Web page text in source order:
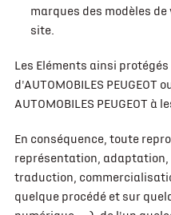
marques des modèles
site.
Les Eléments ainsi
d'AUTOMOBILES
AUTOMOBILES PEUGEOT à
En conséquence, toute
représentation,
traduction,
quelque procédé et sur